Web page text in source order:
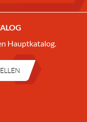
Hauptkatalog.